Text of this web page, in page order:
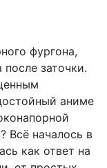
фургона,
заточки.
аниме
Всё началось в
как ответ на